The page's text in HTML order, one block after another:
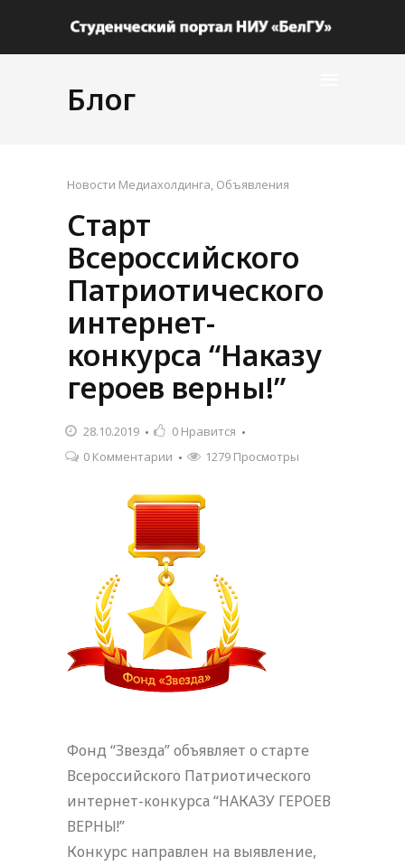
Блог
Новости Медиахолдинга, Объявления
Старт
Всероссийского
Патриотического
интернет-
конкурса “Наказу
героев верны!”
28.10.2019 0 Нравится
0 Комментарии
1279 Просмотры
Фонд “Звезда” объявляет о старте
Всероссийского Патриотического
интернет-конкурса “НАКАЗУ ГЕРОЕВ
ВЕРНЫ!”
Конкурс направлен на выявление,